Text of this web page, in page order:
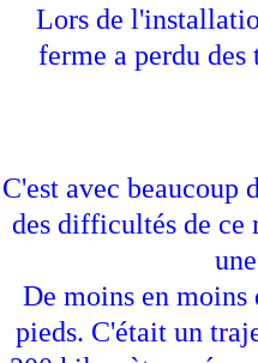
Lors de
ferme a perdu des
C'est avec beaucoup
des difficultés de ce
De moins en moins
pieds. C'était un